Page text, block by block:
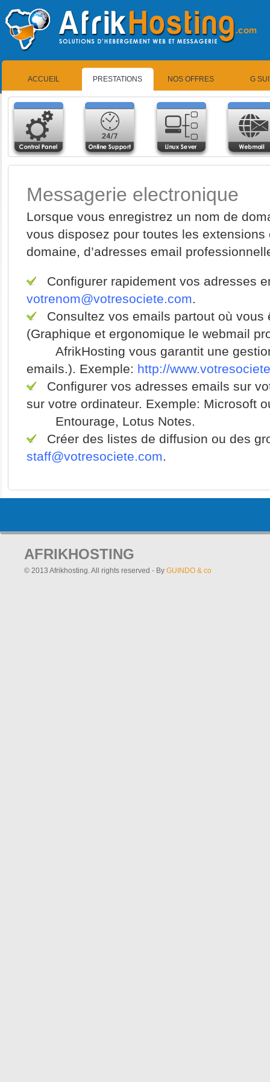
ACCUEIL PRESTATIONS NOS OFFRES G
Messagerie electronique
Lorsque vous enregistrez un nom de
vous disposez pour toutes les
domaine, d’adresses email
Configurer rapidement vos adresses
votrenom@votresociete.com.
Consultez vos emails partout où vous
(Graphique et ergonomique le webmail
AfrikHosting vous garantit une
emails.). Exemple: http://
Configurer vos adresses emails sur
sur votre ordinateur. Exemple: Microsoft
Entourage, Lotus Notes.
Créer des listes de diffusion ou des
staff@votresociete.com.
AFRIKHOSTING
© 2013 Afrikhosting. All rights reserved - By GUINDO & co